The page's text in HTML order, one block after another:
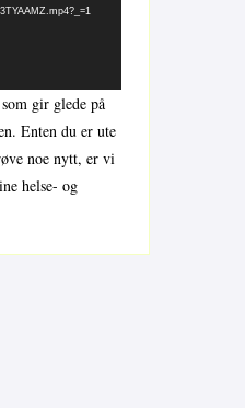
gir glede på
Enten du er ute
noe nytt, er vi
helse- og